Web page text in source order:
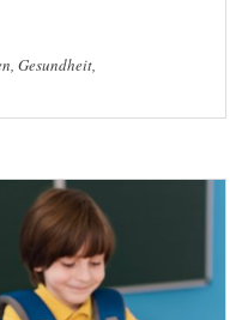
, Gesundheit,